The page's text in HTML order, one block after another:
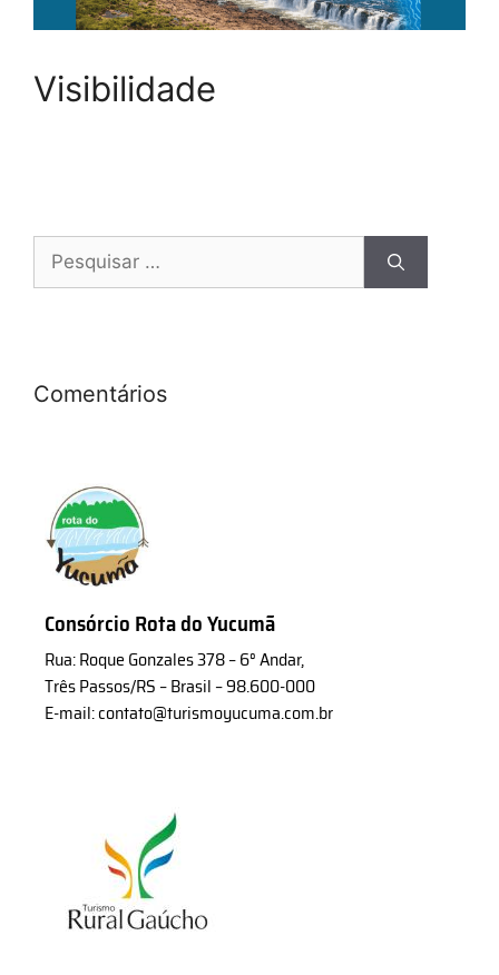
Visibilidade
Comentários
Consórcio Rota do Yucumã
Rua: Roque Gonzales 378 – 6° Andar,
Três Passos/RS – Brasil – 98.600-000
E-mail: contato@turismoyucuma.com.br